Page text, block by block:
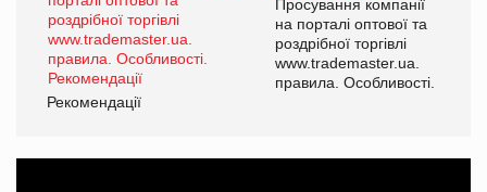
Просування компанії
на порталі оптової та
роздрібної торгівлі
www.trademaster.ua.
правила. Особливості.
Рекомендації